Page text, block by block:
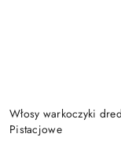
Włosy warkoczyki
Pistacjowe